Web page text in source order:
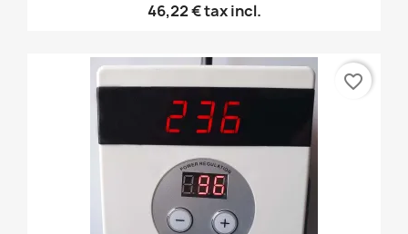
46,22 €tax incl.
favorite_border